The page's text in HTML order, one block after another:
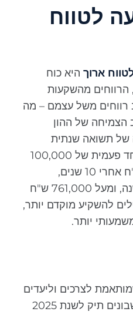
לטווח
ארוךהיא כוח
מהשקעות
משל עצמם – מה
של ההון
תשואה שנתית
ממוצעת של 7%, השקעה חד פעמית של 100,000
ש"ח תצמח ל-196,000 ש"ח אחרי 10 שנים,
386,000 ש"ח אחרי 20 שנה, ומעל 761,000 ש"ח
להשקיע מוקדם יותר,
יותר.
לצרכים וליעדים
האישיים של כל משקיע. כשבונים תיק לשנת 2025